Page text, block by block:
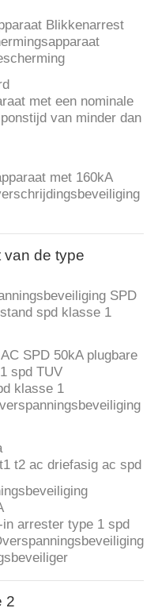
Blikkenarrest
met een nominale
van minder dan
met 160kA
van de type
SPD
spd klasse 1
SPD 50kA plugbare
spd TUV
klasse 1
t2 ac driefasig ac spd
arrester type 1 spd
2